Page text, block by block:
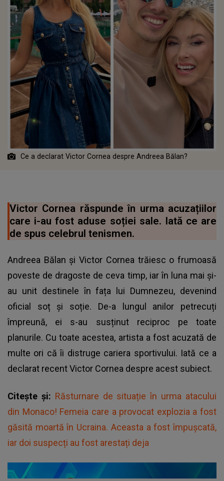
Ce a declarat Victor Cornea despre Andreea Bălan?
Victor Cornea răspunde în urma acuzațiilor
care i-au fost aduse soției sale. Iată ce are
de spus celebrul tenismen.
Andreea Bălan și Victor Cornea trăiesc o frumoasă
poveste de dragoste de ceva timp, iar în luna mai și-
au unit destinele în fața lui Dumnezeu, devenind
oficial soț și soție. De-a lungul anilor petrecuți
împreună, ei s-au susținut reciproc pe toate
planurile. Cu toate acestea, artista a fost acuzată de
multe ori că îi distruge cariera sportivului. Iată ce a
declarat recent Victor Cornea despre acest subiect.
Citește și: Răsturnare de situație în urma atacului
din Monaco! Femeia care a provocat explozia a fost
găsită moartă în Ucraina. Aceasta a fost împușcată,
iar doi suspecți au fost arestați deja